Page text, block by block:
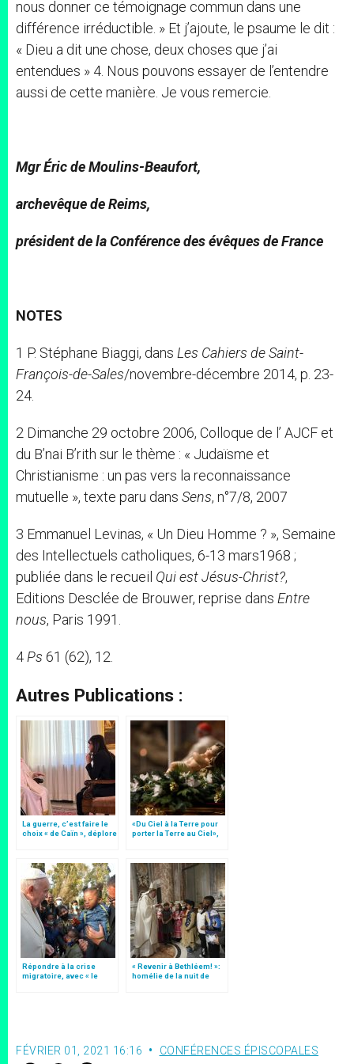
nous donner ce témoignage commun dans une
différence irréductible. » Et j’ajoute, le psaume le dit :
« Dieu a dit une chose, deux choses que j’ai
entendues » 4. Nous pouvons essayer de l’entendre
aussi de cette manière. Je vous remercie.
Mgr Éric de Moulins-Beaufort,
archevêque de Reims,
président de la Conférence des évêques de France
NOTES
1 P. Stéphane Biaggi, dans Les Cahiers de Saint-
François-de-Sales/novembre-décembre 2014, p. 23-
24.
2 Dimanche 29 octobre 2006, Colloque de l’ AJCF et
du B’nai B’rith sur le thème : « Judaïsme et
Christianisme : un pas vers la reconnaissance
mutuelle », texte paru dans Sens, n°7/8, 2007
3 Emmanuel Levinas, « Un Dieu Homme ? », Semaine
des Intellectuels catholiques, 6-13 mars1968 ;
publiée dans le recueil Qui est Jésus-Christ?,
Editions Desclée de Brouwer, reprise dans Entre
nous, Paris 1991.
4 Ps 61 (62), 12.
Autres Publications :
La guerre, c’est faire le
choix « de Caïn », déplore
«Du Ciel à la Terre pour
porter la Terre au Ciel»,
Répondre à la crise
migratoire, avec « le
« Revenir à Bethléem! »:
homélie de la nuit de
FÉVRIER 01, 2021 16:16 CONFÉRENCES ÉPISCOPALES